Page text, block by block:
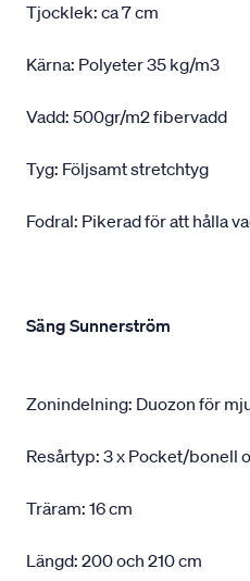
Tjocklek: ca 7 cm
Kärna: Polyeter 35 kg/m3
Vadd: 500gr/m2 fibervadd
Tyg: Följsamt stretchtyg
Fodral: Pikerad för att hålla
Säng Sunnerström
Zonindelning: Duozon för
Resårtyp: 3 x Pocket/bonell
Träram: 16 cm
Längd: 200 och 210 cm